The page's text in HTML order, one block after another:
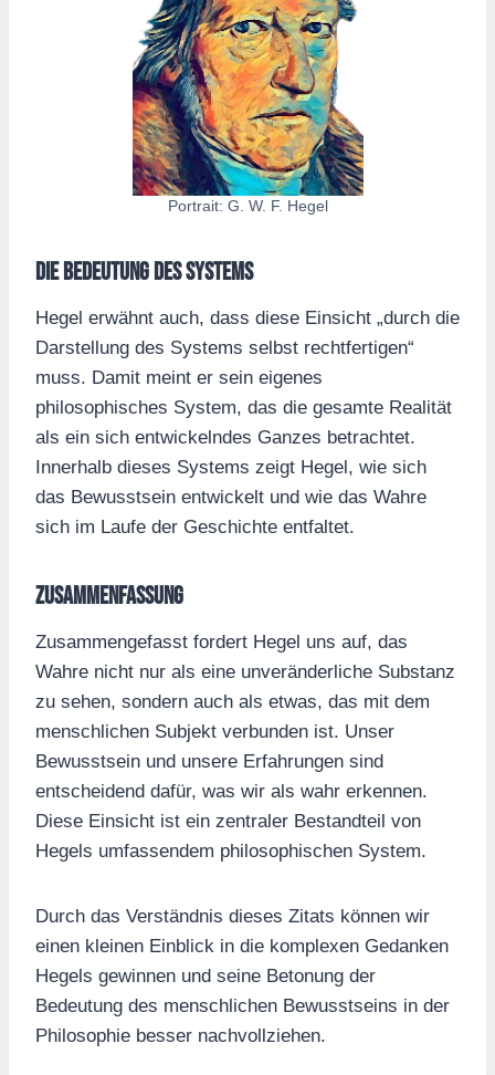
Portrait: G. W. F. Hegel
Die Bedeutung des Systems
Hegel erwähnt auch, dass diese Einsicht „durch die
Darstellung des Systems selbst rechtfertigen“
muss. Damit meint er sein eigenes
philosophisches System, das die gesamte Realität
als ein sich entwickelndes Ganzes betrachtet.
Innerhalb dieses Systems zeigt Hegel, wie sich
das Bewusstsein entwickelt und wie das Wahre
sich im Laufe der Geschichte entfaltet.
Zusammenfassung
Zusammengefasst fordert Hegel uns auf, das
Wahre nicht nur als eine unveränderliche Substanz
zu sehen, sondern auch als etwas, das mit dem
menschlichen Subjekt verbunden ist. Unser
Bewusstsein und unsere Erfahrungen sind
entscheidend dafür, was wir als wahr erkennen.
Diese Einsicht ist ein zentraler Bestandteil von
Hegels umfassendem philosophischen System.
Durch das Verständnis dieses Zitats können wir
einen kleinen Einblick in die komplexen Gedanken
Hegels gewinnen und seine Betonung der
Bedeutung des menschlichen Bewusstseins in der
Philosophie besser nachvollziehen.